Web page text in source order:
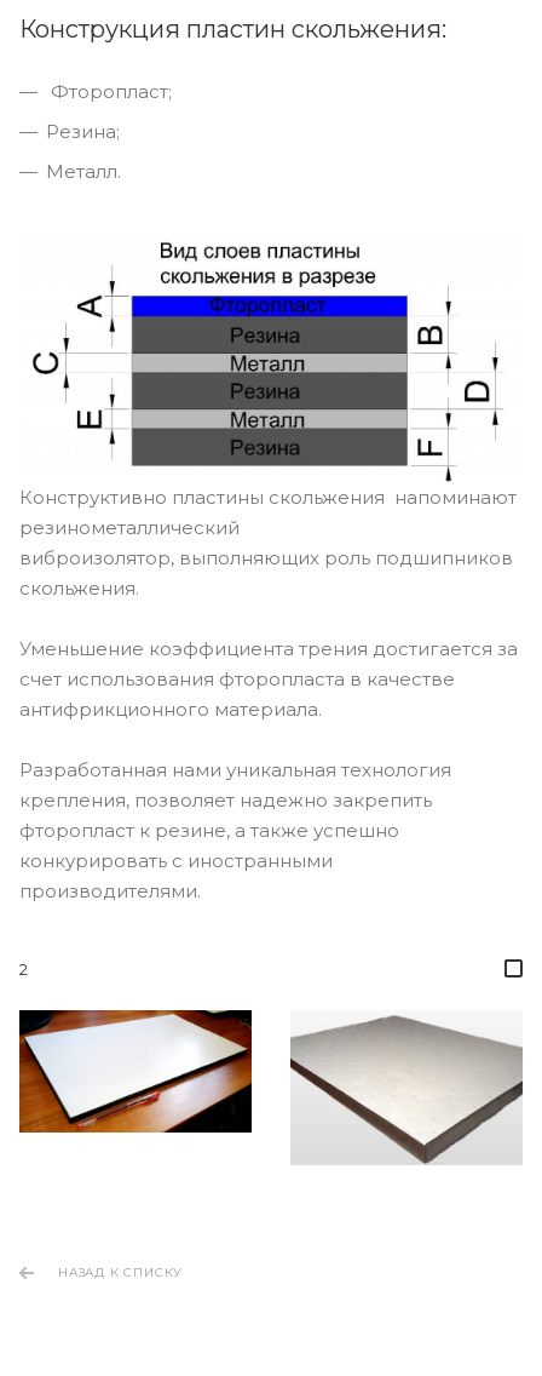
Конструкция пластин скольжения:
Фторопласт;
Резина;
Металл.
Конструктивно пластины скольжения напоминают
резинометаллический
виброизолятор, выполняющих роль подшипников
скольжения.
Уменьшение коэффициента трения достигается за
счет использования фторопласта в качестве
антифрикционного материала.
Разработанная нами уникальная технология
крепления, позволяет надежно закрепить
фторопласт к резине, а также успешно
конкурировать с иностранными
производителями.
2
НАЗАД К СПИСКУ